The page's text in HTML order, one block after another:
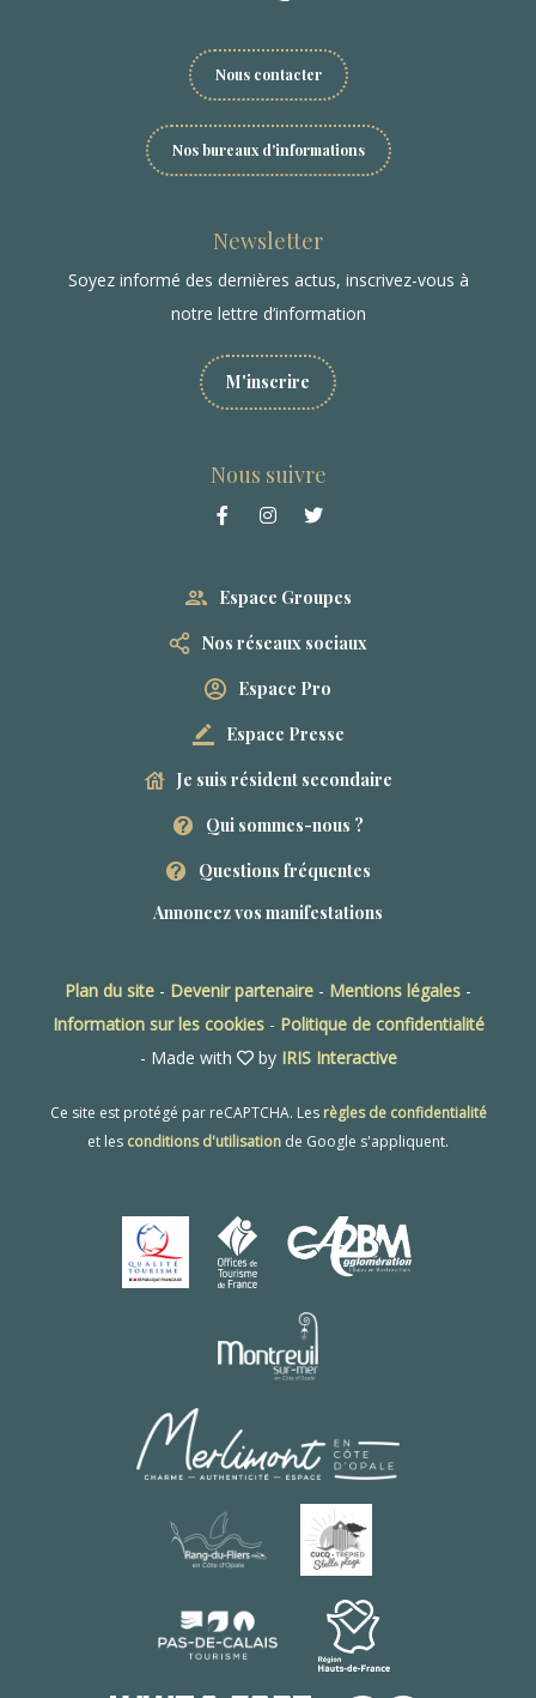
Nous contacter
Nos bureaux d'informations
Newsletter
Soyez informé des dernières actus, inscrivez-vous à
notre lettre d’information
M'inscrire
Nous suivre
Espace Groupes
Nos réseaux sociaux
Espace Pro
Espace Presse
Je suis résident secondaire
Qui sommes-nous ?
Questions fréquentes
Annoncez vos manifestations
Plan du site - Devenir partenaire - Mentions légales -
Information sur les cookies- Politique de confidentialité
- Made with
by IRIS Interactive
Ce site est protégé par reCAPTCHA. Les règles de confidentialité
et les conditions d'utilisation de Google s'appliquent.